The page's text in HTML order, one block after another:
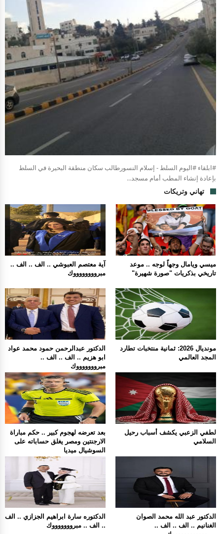
#ابلقاء #اليوم السلط - إسلام النسورطالب سكان منطقة البحيرة في السلط
بإعادة إنشاء المطب أمام مسجد...
تهاني وتريكات
آية معتصم العبوشي .. الف .. الف ..
مبرووووووووك
ميسي ويامال وجهاً لوجه .. موعد
تاريخي بذكريات "صورة شهيرة"
الدكتور عبدالرحمن حمود محمد عواد
ابو هزيم .. الف .. الف ..
مبروووووووك
مونديال 2026: ثمانية منتخبات تطارد
المجد العالمي
بعد تعرضه لهجوم كبير .. حكم مباراة
الارجنتين ومصر يغلق حساباته على
السوشيال ميديا
لطفي الزعبي يكشف أسباب رحيل
السلامي
الدكتوره سارة ابراهيم الجزازي .. الف
.. الف .. مبروووووووك
الدكتور عبد الله محمد الصوان
الغنانيم .. الف .. الف ..